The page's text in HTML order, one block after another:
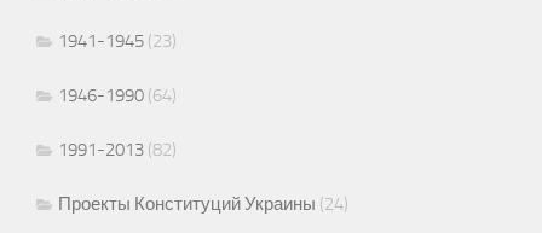
1941-1945 (23)
1946-1990 (64)
1991-2013 (82)
Проекты Конституций Украины (24)